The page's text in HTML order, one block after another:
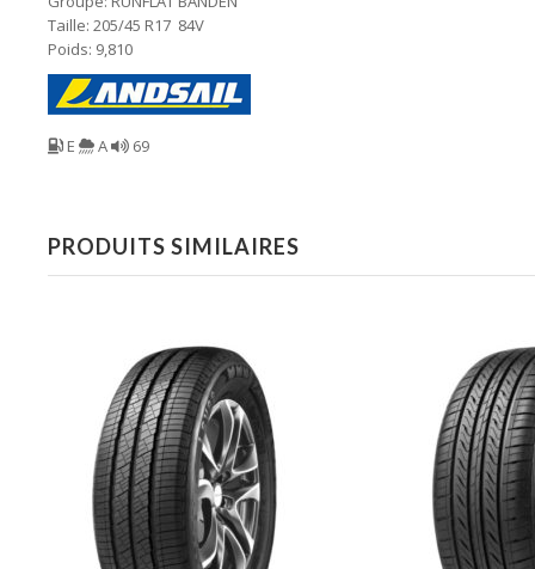
Taille: 205/45 R17 84V
Poids: 9,810
E A 69
PRODUITS SIMILAIRES